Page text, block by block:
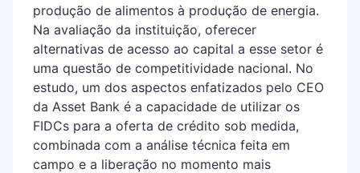
produção de alimentos à produção de energia.
Na avaliação da instituição, oferecer
alternativas de acesso ao capital a esse setor é
uma questão de competitividade nacional. No
estudo, um dos aspectos enfatizados pelo CEO
da Asset Bank é a capacidade de utilizar os
FIDCs para a oferta de crédito sob medida,
combinada com a análise técnica feita em
campo e a liberação no momento mais